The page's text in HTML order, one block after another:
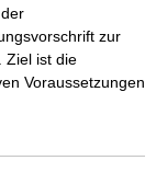
zur
Ziel ist die
Voraussetzungen